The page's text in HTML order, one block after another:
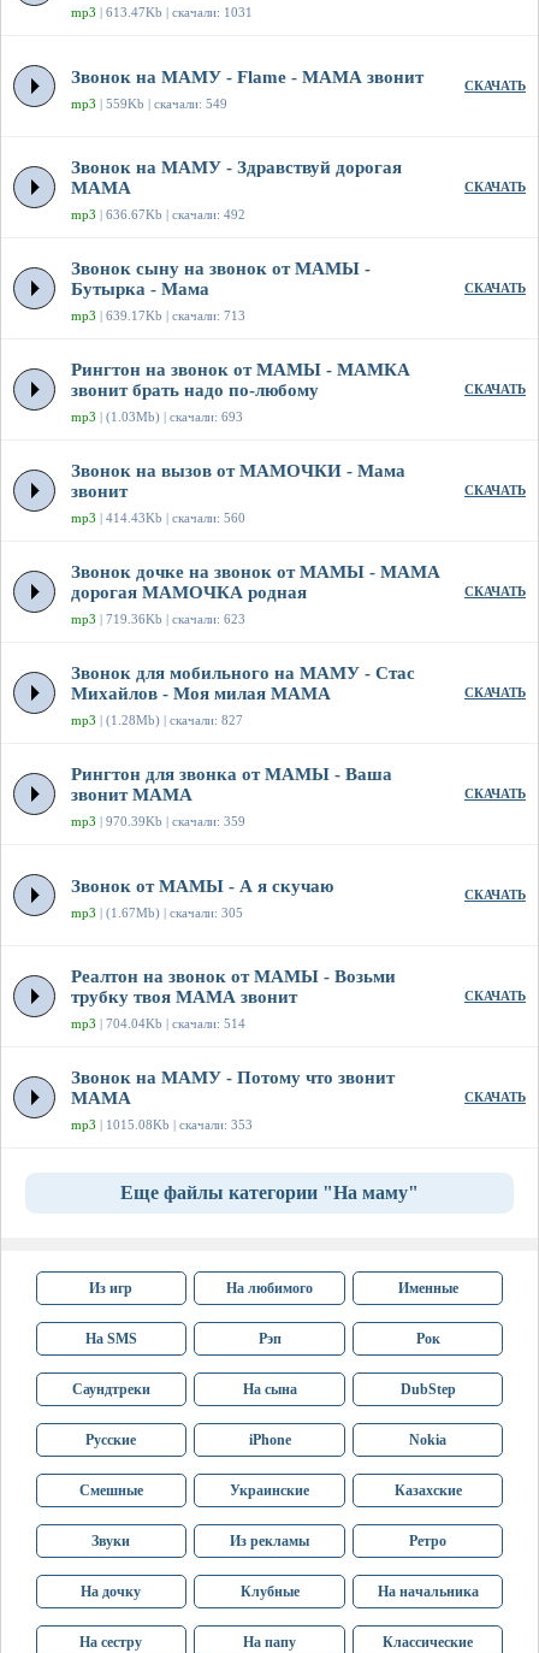
mp3 | 613.47Kb | скачали: 1031
Звонок на МАМУ - Flame - МАМА звонит
mp3 | 559Kb | скачали: 549
СКАЧАТЬ
Звонок на МАМУ - Здравствуй дорогая
МАМА
mp3 | 636.67Kb | скачали: 492
СКАЧАТЬ
Звонок сыну на звонок от МАМЫ -
Бутырка - Мама
mp3 | 639.17Kb | скачали: 713
СКАЧАТЬ
Рингтон на звонок от МАМЫ - МАМКА
звонит брать надо по-любому
mp3 | (1.03Mb) | скачали: 693
СКАЧАТЬ
Звонок на вызов от МАМОЧКИ - Мама
звонит
mp3 | 414.43Kb | скачали: 560
СКАЧАТЬ
Звонок дочке на звонок от МАМЫ - МАМА
дорогая МАМОЧКА родная
mp3 | 719.36Kb | скачали: 623
СКАЧАТЬ
Звонок для мобильного на МАМУ - Стас
Михайлов - Моя милая МАМА
mp3 | (1.28Mb) | скачали: 827
СКАЧАТЬ
Рингтон для звонка от МАМЫ - Ваша
звонит МАМА
mp3 | 970.39Kb | скачали: 359
СКАЧАТЬ
Звонок от МАМЫ - А я скучаю
mp3 | (1.67Mb) | скачали: 305
СКАЧАТЬ
Реалтон на звонок от МАМЫ - Возьми
трубку твоя МАМА звонит
mp3 | 704.04Kb | скачали: 514
СКАЧАТЬ
Звонок на МАМУ - Потому что звонит
МАМА
mp3 | 1015.08Kb | скачали: 353
СКАЧАТЬ
Еще файлы категории "На маму"
Из игр На любимого Именные
На SMS Рэп Рок
Саундтреки На сына DubStep
Русские iPhone Nokia
Смешные Украинские Казахские
Звуки Из рекламы Ретро
На дочку Клубные На начальника
На сестру На папу Классические